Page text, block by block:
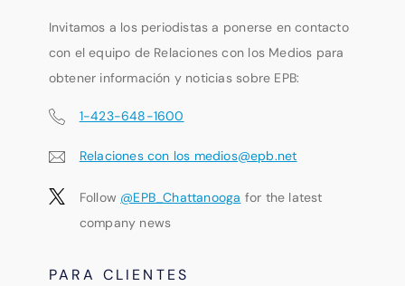
Invitamos a los periodistas a ponerse en contacto
con el equipo de Relaciones con los Medios para
obtener información y noticias sobre EPB:
1-423-648-1600
Relaciones con los medios@epb.net
Follow @EPB_Chattanooga for the latest
company news
PARA CLIENTES